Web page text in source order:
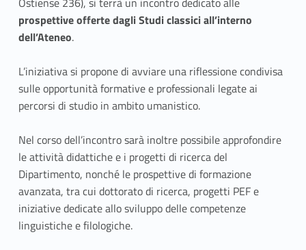
o
k
prospettive offerte dagli Studi classici all’interno
dell’Ateneo.
L’iniziativa si propone di avviare una riflessione condivisa
sulle opportunità formative e professionali legate ai
percorsi di studio in ambito umanistico.
Nel corso dell’incontro sarà inoltre possibile approfondire
le attività didattiche e i progetti di ricerca del
Dipartimento, nonché le prospettive di formazione
avanzata, tra cui dottorato di ricerca, progetti PEF e
iniziative dedicate allo sviluppo delle competenze
linguistiche e filologiche.